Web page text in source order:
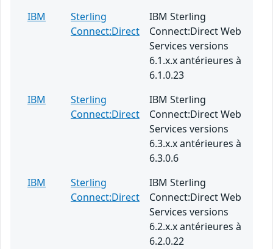
IBM
Sterling
Connect:Direct
IBM Sterling
Connect:Direct Web
Services versions
6.1.x.x antérieures à
6.1.0.23
IBM
Sterling
Connect:Direct
IBM Sterling
Connect:Direct Web
Services versions
6.3.x.x antérieures à
6.3.0.6
IBM
Sterling
Connect:Direct
IBM Sterling
Connect:Direct Web
Services versions
6.2.x.x antérieures à
6.2.0.22